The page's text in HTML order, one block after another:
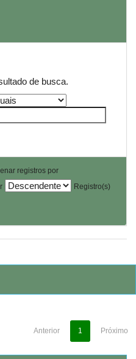
de busca.
registros por
Registro(s)
Anterior 1 Próximo